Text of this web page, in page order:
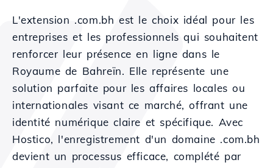
L'extension .com.bh est le choix idéal pour les
entreprises et les professionnels qui souhaitent
renforcer leur présence en ligne dans le
Royaume de Bahreïn. Elle représente une
solution parfaite pour les affaires locales ou
internationales visant ce marché, offrant une
identité numérique claire et spécifique. Avec
Hostico, l'enregistrement d'un domaine .com.bh
devient un processus efficace, complété par